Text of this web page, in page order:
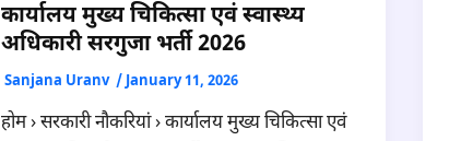
कार्यालय मुख्य चिकित्सा एवं स्वास्थ्य
अधिकारी सरगुजा भर्ती 2026
Sanjana Uranv / January 11, 2026
होम › सरकारी नौकरियां › कार्यालय मुख्य चिकित्सा एवं